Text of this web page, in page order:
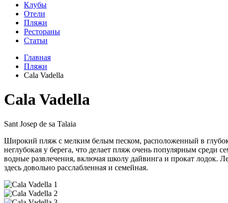
Клубы
Отели
Пляжи
Рестораны
Статьи
Главная
Пляжи
Cala Vadella
Cala Vadella
Sant Josep de sa Talaia
Широкий пляж с мелким белым песком, расположенный в
неглубокая у берега, что делает пляж очень популярным среди
водные развлечения, включая школу дайвинга и прокат лодок.
здесь довольно расслабленная и семейная.